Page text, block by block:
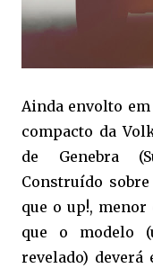
Ainda envolto
compacto da
de Genebra
Construído
que o up!,
que o modelo
revelado) deverá